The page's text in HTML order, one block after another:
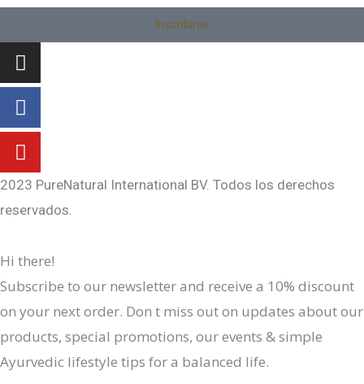
Inscribirse
Instagram
Facebook-
f
Youtube
2023 PureNatural International BV. Todos los derechos
reservados.
Hi there!
Subscribe to our newsletter and receive a 10% discount
on your next order. Don t miss out on updates about our
products, special promotions, our events & simple
Ayurvedic lifestyle tips for a balanced life.